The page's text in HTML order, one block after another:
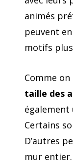
animés
peuvent
motifs
Comme
taille des
Certains
D’autres
mur